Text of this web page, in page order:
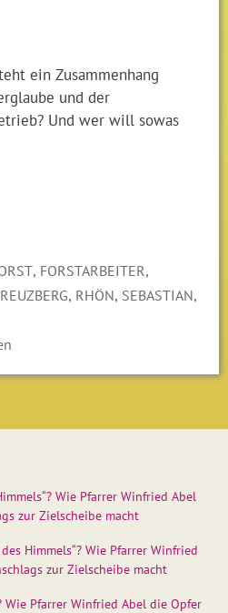
ein Zusammenhang
und der
Und wer will sowas
, FORSTARBEITER,
, RHÖN, SEBASTIAN,
Wie Pfarrer Winfried Abel
zur Zielscheibe macht
Himmels“? Wie Pfarrer Winfried
zur Zielscheibe macht
Wie Pfarrer Winfried Abel die Opfer